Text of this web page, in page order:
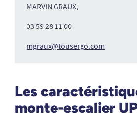
MARVIN GRAUX,
03 59 28 11 00
mgraux@tousergo.com
Les
monte-escalier